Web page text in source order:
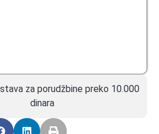
za porudžbine preko 10.000
dinara